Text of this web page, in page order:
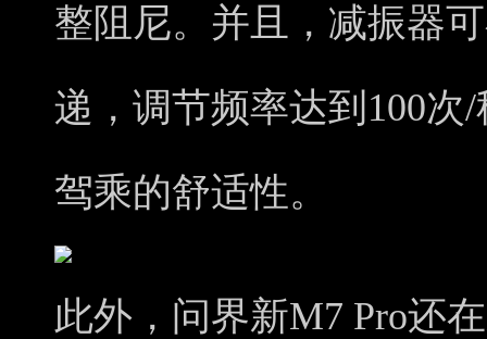
整阻尼。并且，减振器
递，调节频率达到100次
驾乘的舒适性。
此外，问界新M7 Pro还